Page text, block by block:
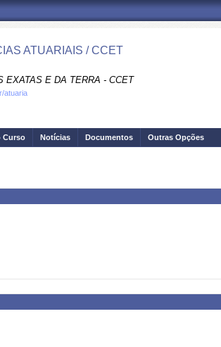
ATUARIAIS / CCET
EXATAS E DA TERRA - CCET
atuaria
Curso Notícias Documentos Outras Opções